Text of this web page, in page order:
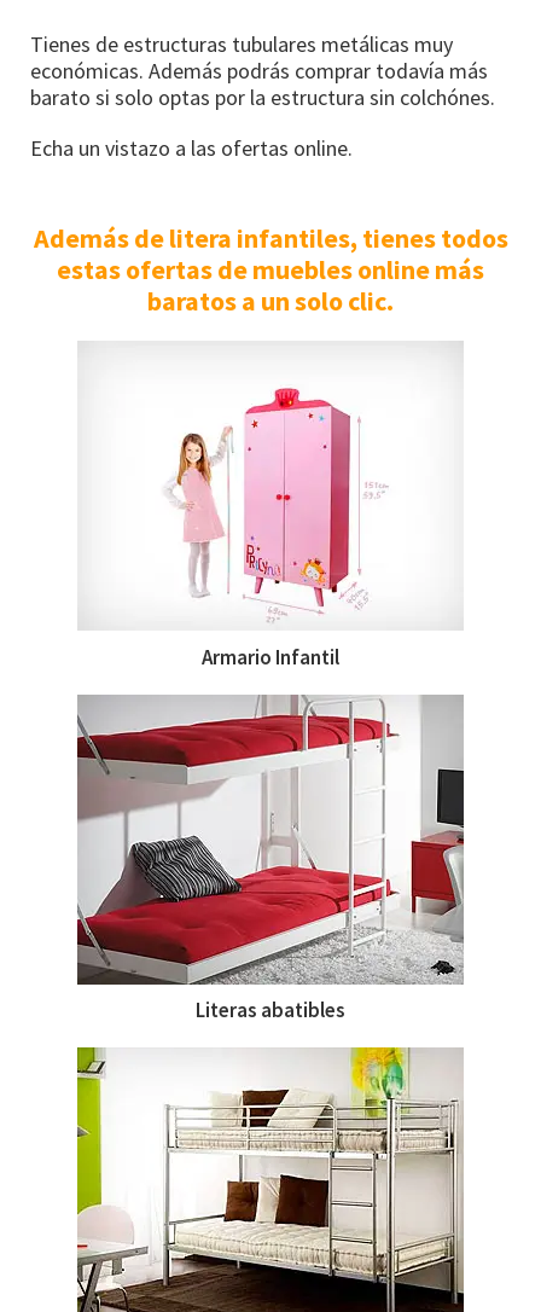
Tienes de estructuras tubulares metálicas muy
económicas. Además podrás comprar todavía más
barato si solo optas por la estructura sin colchónes.
Echa un vistazo a las ofertas online.
Además de litera infantiles, tienes todos
estas ofertas de muebles online más
baratos a un solo clic.
Armario Infantil
Literas abatibles